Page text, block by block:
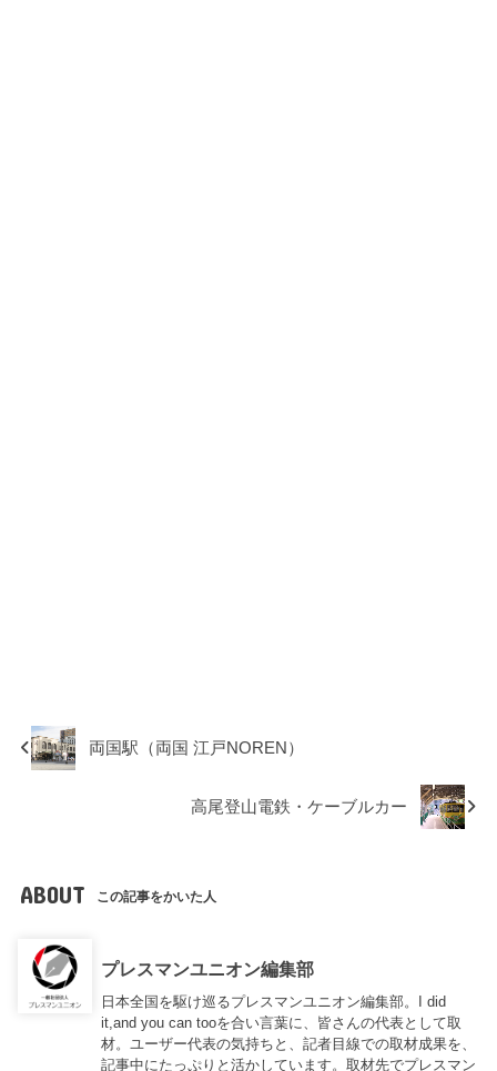
両国駅（両国 江戸NOREN）
高尾登山電鉄・ケーブルカー
ABOUT この記事をかいた人
プレスマンユニオン編集部
日本全国を駆け巡るプレスマンユニオン編集部。I did
it,and you can tooを合い言葉に、皆さんの代表として取
材。ユーザー代表の気持ちと、記者目線での取材成果を、
記事中にたっぷりと活かしています。取材先でプレスマン